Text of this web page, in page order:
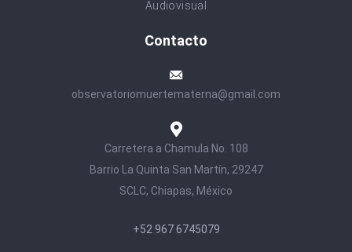
Audiovisual
Contacto
observatoriomuertematerna@gmail.com
Carretera a Chamula No. 108
Barrio La Quinta San Martín, 29247
SCLC, Chiapas, México
+52 967 6745079